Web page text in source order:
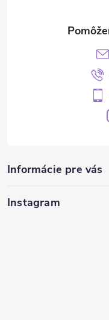
Informácie pre vás
Instagram